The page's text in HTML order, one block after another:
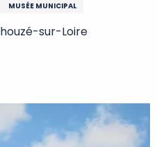
MUSÉE MUNICIPAL
sur-Loire